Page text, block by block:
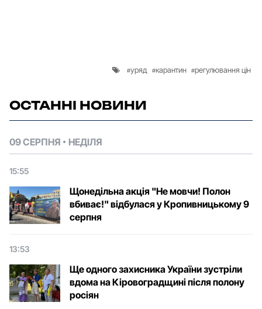
уряд карантин регулювання цін
ОСТАННІ НОВИНИ
09 СЕРПНЯ НЕДІЛЯ
15:55
Щонедільна акція "Не мовчи! Полон
вбиває!" відбулася у Кропивницькому 9
серпня
13:53
Ще одного захисника України зустріли
вдома на Кіровоградщині після полону
росіян